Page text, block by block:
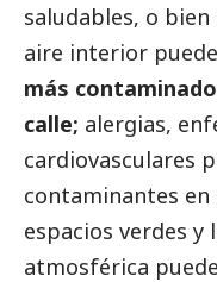
saludables, o
aire interior
más
calle; alergias,
cardiovasculares
contaminantes
espacios verdes y
atmosférica